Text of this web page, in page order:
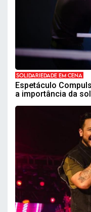
SOLIDARIEDADE EM CENA
Espetáculo
a importância da